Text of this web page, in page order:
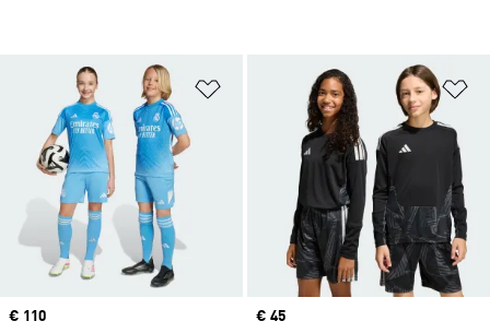
Op verlanglijst zetten
Price
€ 110
Price
€ 45